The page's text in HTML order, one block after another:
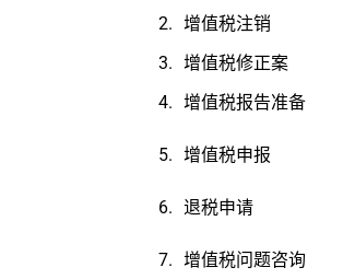
增值税注销
增值税修正案
增值税报告准备
增值税申报
退税申请
增值税问题咨询